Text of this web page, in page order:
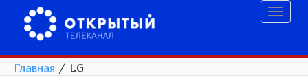
Главная / LG